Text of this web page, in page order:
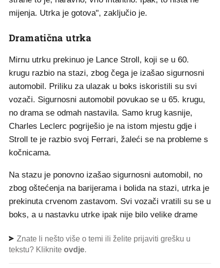
mijenja. Utrka je gotova", zaključio je.
Dramatična utrka
Mirnu utrku prekinuo je Lance Stroll, koji se u 60.
krugu razbio na stazi, zbog čega je izašao sigurnosni
automobil. Priliku za ulazak u boks iskoristili su svi
vozači. Sigurnosni automobil povukao se u 65. krugu,
no drama se odmah nastavila. Samo krug kasnije,
Charles Leclerc pogriješio je na istom mjestu gdje i
Stroll te je razbio svoj Ferrari, žaleći se na probleme s
kočnicama.
Na stazu je ponovno izašao sigurnosni automobil, no
zbog oštećenja na barijerama i bolida na stazi, utrka je
prekinuta crvenom zastavom. Svi vozači vratili su se u
boks, a u nastavku utrke ipak nije bilo velike drame
Znate li nešto više o temi ili želite prijaviti grešku u
tekstu? Kliknite ovdje.